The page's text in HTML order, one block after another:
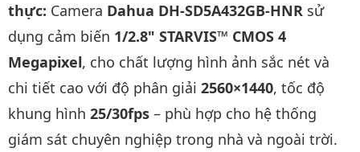
thực: Camera Dahua DH-SD5A432GB-HNR sử
dụng cảm biến 1/2.8" STARVIS™ CMOS 4
Megapixel, cho chất lượng hình ảnh sắc nét và
chi tiết cao với độ phân giải 2560×1440, tốc độ
khung hình 25/30fps – phù hợp cho hệ thống
giám sát chuyên nghiệp trong nhà và ngoài trời.